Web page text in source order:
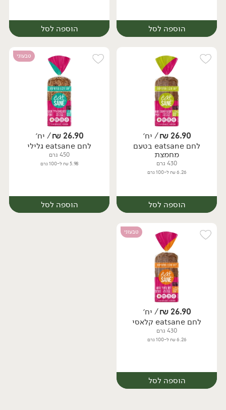
הוספה לסל
יח׳
הוספה לסל
יח׳
26.90
₪/ יח׳
לחם eatsane בטעם
מחמצת
430 גרם
6.26 ₪ ל-100 גרם
הוספה לסל
יח׳
טבעוני
26.90
₪/ יח׳
לחם eatsane גלילי
450 גרם
5.98 ₪ ל-100 גרם
הוספה לסל
טבעוני
26.90
₪/ יח׳
לחם eatsane קלאסי
430 גרם
6.26 ₪ ל-100 גרם
הוספה לסל